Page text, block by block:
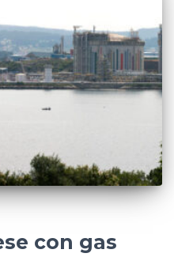
con gas